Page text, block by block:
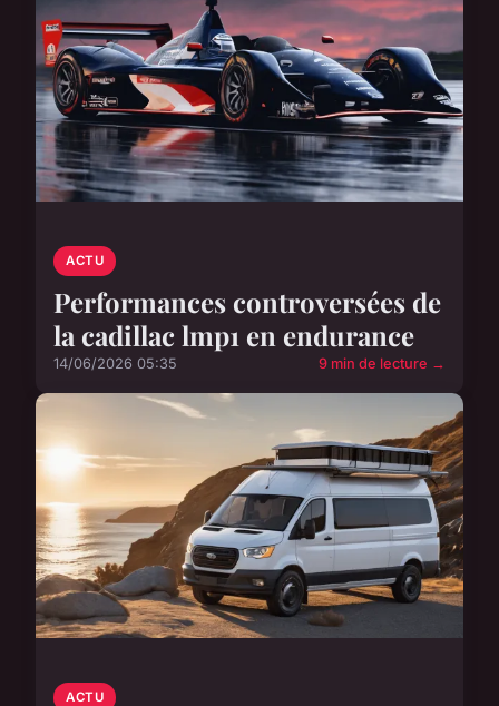
ACTU
Performances controversées de
la cadillac lmp1 en endurance
14/06/2026 05:35 9 min de lecture →
ACTU